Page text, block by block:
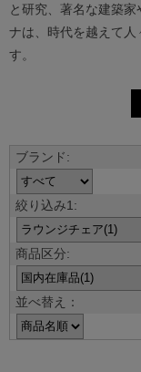
と研究、著名な建築
ナは、時代を越えて人
す。
並べ替え：